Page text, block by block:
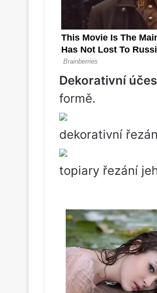
Dekorativní účes
formě.
dekorativní
topiary řezání